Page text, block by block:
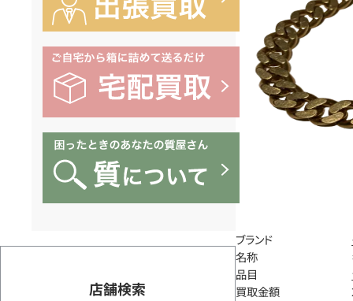
店舗検索
ブランド
名称
品目
買取金額